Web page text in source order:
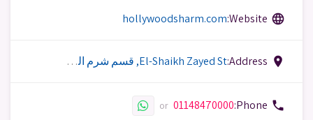
language
Website:
hollywoodsharm.com
place
Address: El-Shaikh Zayed St, قسم شرم الشيخ، جنوب سيناء 46627, Egypt
phone
Phone:
01148470000
or